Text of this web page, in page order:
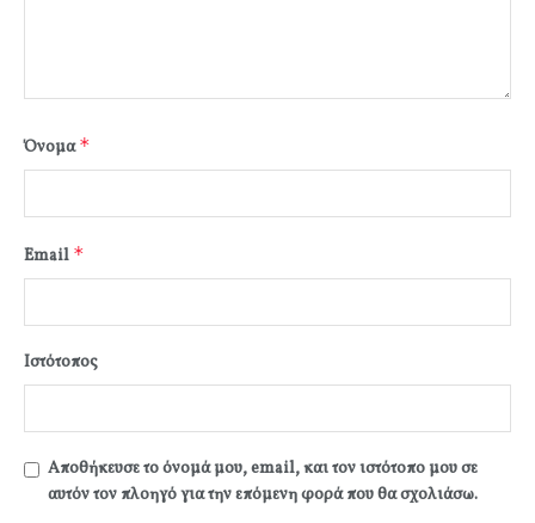
Όνομα*
Email *
Ιστότοπος
Αποθήκευσε το όνομά μου, email, και τον ιστότοπο μου σε
αυτόν τον πλοηγό για την επόμενη φορά που θα σχολιάσω.